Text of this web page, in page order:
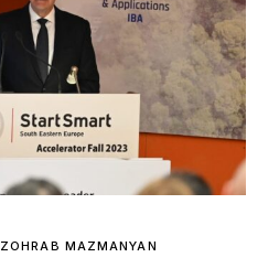
ZOHRAB MAZMANYAN